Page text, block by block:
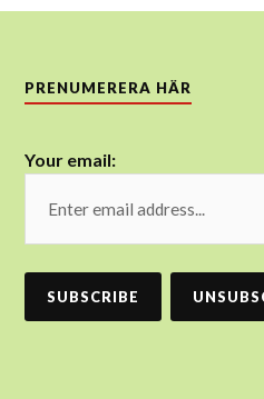
PRENUMERERA HÄR
Your email: